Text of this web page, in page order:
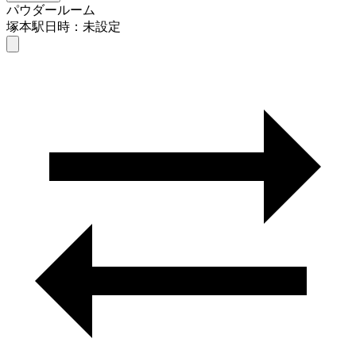
パウダールーム
塚本駅日時：未設定